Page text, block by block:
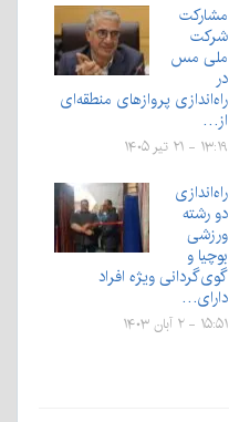
مشارکت
شرکت
ملی مس
در
راه‌اندازی پروازهای منطقه‌ای
از…
۱۳:۱۹ - ۲۱ تیر ۱۴۰۵
راه‌اندازی
دو رشته
ورزشی
بوچیا و
گوی‌گردانی ویژه افراد
دارای…
۱۵:۵۱ - ۲ آبان ۱۴۰۳